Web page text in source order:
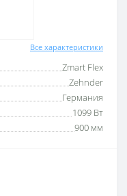
Все характеристики
Zmart Flex
Zehnder
Германия
1099 Вт
900 мм